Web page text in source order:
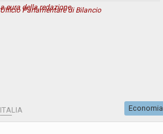
a cura della redazione
Ufficio Parlamentare di Bilancio
ITALIA Economia